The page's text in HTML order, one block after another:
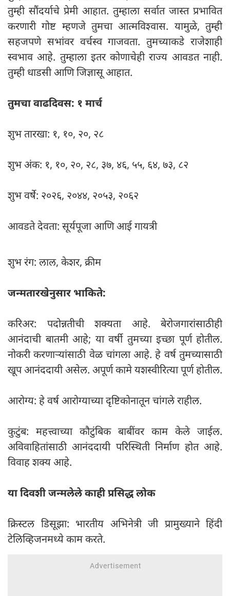
तुम्ही सौंदर्याचे प्रेमी आहात. तुम्हाला सर्वात जास्त प्रभावित
करणारी गोष्ट म्हणजे तुमचा आत्मविश्वास. यामुळे, तुम्ही
सहजपणे सभांवर वर्चस्व गाजवता. तुमच्याकडे राजेशाही
स्वभाव आहे. तुम्हाला इतर कोणाचेही राज्य आवडत नाही.
तुम्ही धाडसी आणि जिज्ञासू आहात.
तुमचा वाढदिवस: १ मार्च
शुभ तारखा: १, १०, २०, २८
शुभ अंक: १, १०, २०, २८, ३७, ४६, ५५, ६४, ७३, ८२
शुभ वर्षे: २०२६, २०४४, २०५३, २०६२
आवडते देवता: सूर्यपूजा आणि आई गायत्री
शुभ रंग: लाल, केशर, क्रीम
जन्मतारखेनुसार भाकिते:
करिअर: पदोन्नतीची शक्यता आहे. बेरोजगारांसाठीही
आनंदाची बातमी आहे; या वर्षी तुमच्या इच्छा पूर्ण होतील.
नोकरी करणाऱ्यांसाठी वेळ चांगला आहे. हे वर्ष तुमच्यासाठी
खूप आनंददायी असेल. अपूर्ण कामे यशस्वीरित्या पूर्ण होतील.
आरोग्य: हे वर्ष आरोग्याच्या दृष्टिकोनातून चांगले राहील.
कुटुंब: महत्त्वाच्या कौटुंबिक बाबींवर काम केले जाईल.
अविवाहितांसाठी आनंददायी परिस्थिती निर्माण होत आहे.
विवाह शक्य आहे.
या दिवशी जन्मलेले काही प्रसिद्ध लोक
क्रिस्टल डिसूझा: भारतीय अभिनेत्री जी प्रामुख्याने हिंदी
टेलिव्हिजनमध्ये काम करते.